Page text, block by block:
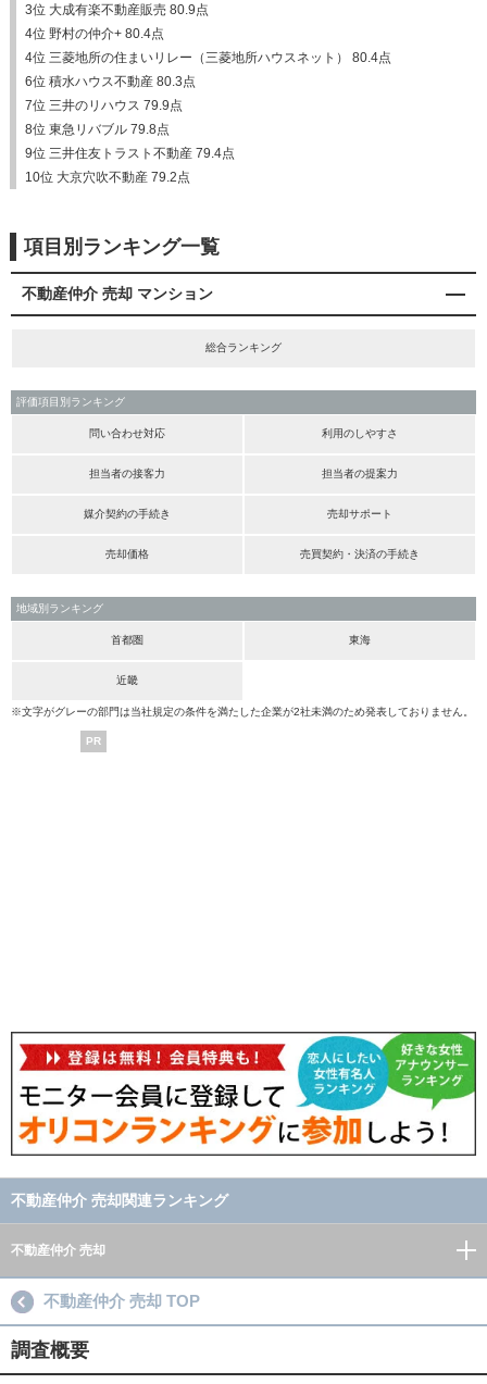
3位 大成有楽不動産販売 80.9点
4位 野村の仲介+ 80.4点
4位 三菱地所の住まいリレー（三菱地所ハウスネット） 80.4点
6位 積水ハウス不動産 80.3点
7位 三井のリハウス 79.9点
8位 東急リバブル 79.8点
9位 三井住友トラスト不動産 79.4点
10位 大京穴吹不動産 79.2点
項目別ランキング一覧
不動産仲介 売却 マンション
総合ランキング
評価項目別ランキング
問い合わせ対応 利用のしやすさ
担当者の接客力 担当者の提案力
媒介契約の手続き 売却サポート
売却価格 売買契約・決済の手続き
地域別ランキング
首都圏 東海
近畿
※文字がグレーの部門は当社規定の条件を満たした企業が2社未満のため発表しておりません。
PR
不動産仲介 売却関連ランキング
不動産仲介 売却
不動産仲介 売却 TOP
調査概要